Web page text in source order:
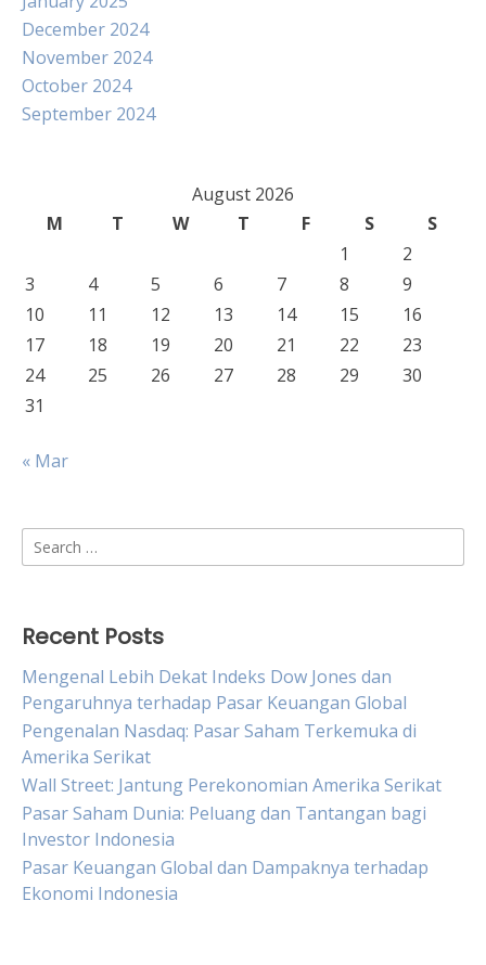
December 2024
November 2024
October 2024
September 2024
August 2026
M
T W T F S
S
1
2
3
4 5 6 7 8
9
10
11 12 13 14 15
16
17
18 19 20 21 22
23
24
25 26 27 28 29
30
31
« Mar
Search
for:
Recent Posts
Mengenal Lebih Dekat Indeks Dow Jones dan
Pengaruhnya terhadap Pasar Keuangan Global
Pengenalan Nasdaq: Pasar Saham Terkemuka di
Amerika Serikat
Wall Street: Jantung Perekonomian Amerika Serikat
Pasar Saham Dunia: Peluang dan Tantangan bagi
Investor Indonesia
Pasar Keuangan Global dan Dampaknya terhadap
Ekonomi Indonesia